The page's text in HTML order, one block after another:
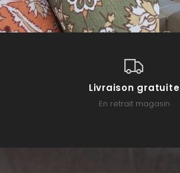
Livraison gratuite
En retrait magasin